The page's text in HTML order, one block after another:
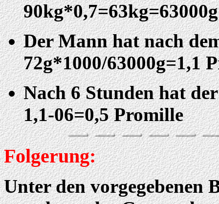
Der Mann hat nach
72g*1000/63000g=1,1
Nach 6 Stunden hat
1,1-06=0,5 Promille
Folgerung:
Unter den vorgegebenen